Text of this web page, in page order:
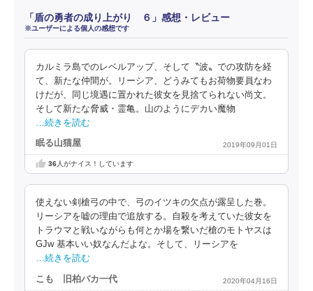
「盾の勇者の成り上がり ６」感想・レビュー
※ユーザーによる個人の感想です
カルミラ島でのレベルアップ、そして〝波〟での攻防を経
て、新たな仲間が。リーシア、どうみてもお荷物要員なわ
けだが、同じ境遇に置かれた彼女を見捨てられない尚文。
そして新たな脅威・霊亀。山のようにデカい魔物
…続きを読む
眠る山猫屋 2019年09月01日
36人がナイス！しています
使えない剣槍弓の中で、弓のイツキの欠点が露呈した巻。
リーシアを嘘の理由で追放する。自殺を考えていた彼女を
トラウマと戦いながらも何とか場を繋いだ槍のモトヤスは
GJw 基本いい奴なんだよな。そして、リーシアを
…続きを読む
こも 旧柏バカ一代 2020年04月16日